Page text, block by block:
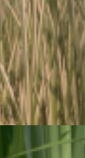
Kalmoes
calamus 'Variegatus'